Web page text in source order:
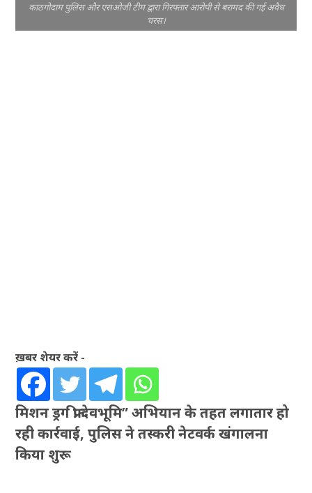
काठगोदाम पुलिस और एसओजी टीम द्वारा गिरफ्तार आरोपी से बरामद की गई अवैध
चरस।
ख़बर शेयर करें -
मिशन ड्रग फ्री देवभूमि” अभियान के तहत लगातार हो
रही कार्रवाई, पुलिस ने तस्करी नेटवर्क खंगालना
किया शुरू